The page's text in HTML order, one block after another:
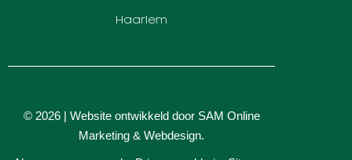
Haarlem
© 2026 | Website ontwikkeld door SAM Online
Marketing & Webdesign.